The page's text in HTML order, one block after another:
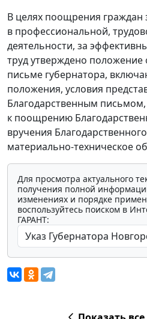
В целях поощрения граждан
в профессиональной,
деятельности, за
труд утверждено положение
письме губернатора,
положения, условия
Благодарственным
к поощрению
вручения
материально-техническое
Для просмотра актуального
получения полной
изменениях и порядке
воспользуйтесь поиском в
ГАРАНТ: